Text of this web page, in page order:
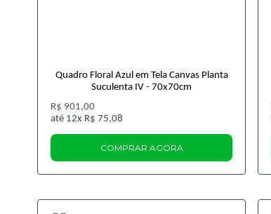
Quadro Floral Azul em Tela Canvas Planta
Suculenta IV - 70x70cm
R$ 901,00
12x R$ 75,08
COMPRAR AGORA